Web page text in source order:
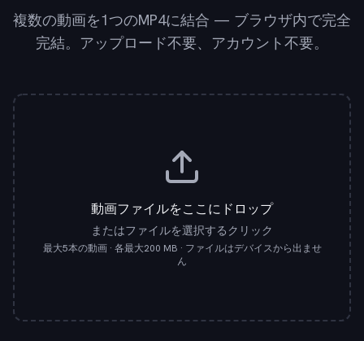
複数の動画を1つのMP4に結合 — ブラウザ内で完全
完結。アップロード不要、アカウント不要。
動画ファイルをここにドロップ
またはファイルを選択するクリック
最大5本の動画 · 各最大200 MB · ファイルはデバイスから出ませ
ん